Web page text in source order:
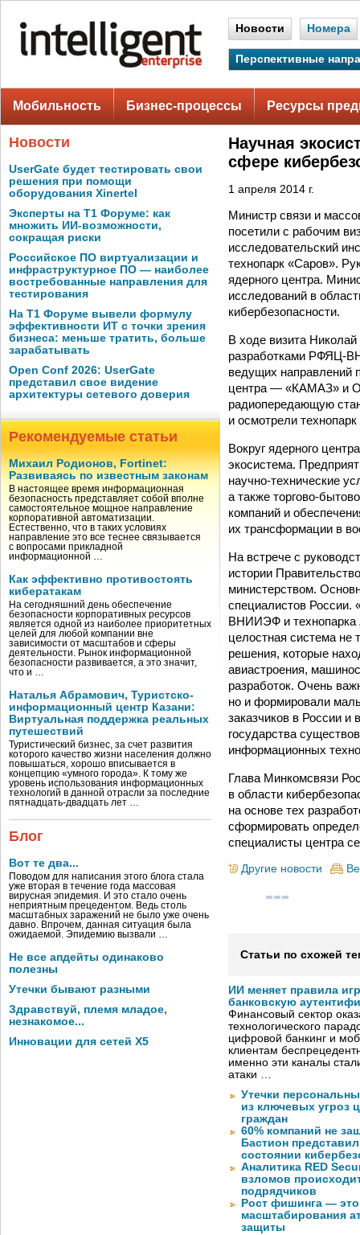
Новости Номера
Перспективные
Мобильность Бизнес-процессы Ресурсы
Новости
UserGate будет тестировать свои
решения при помощи
оборудования Xinertel
Эксперты на Т1 Форуме: как
множить ИИ-возможности,
сокращая риски
Российское ПО виртуализации и
инфраструктурное ПО — наиболее
востребованные направления для
тестирования
На Т1 Форуме вывели формулу
эффективности ИТ с точки зрения
бизнеса: меньше тратить, больше
зарабатывать
Open Conf 2026: UserGate
представил свое видение
архитектуры сетевого доверия
Рекомендуемые статьи
Михаил Родионов, Fortinet:
Развиваясь по известным законам
В настоящее время информационная
безопасность представляет собой вполне
самостоятельное мощное направление
корпоративной автоматизации.
Естественно, что в таких условиях
направление это все теснее связывается
с вопросами прикладной
информационной …
Как эффективно противостоять
кибератакам
На сегодняшний день обеспечение
безопасности корпоративных ресурсов
является одной из наиболее приоритетных
целей для любой компании вне
зависимости от масштабов и сферы
деятельности. Рынок информационной
безопасности развивается, а это значит,
что и …
Наталья Абрамович, Туристско-
информационный центр Казани:
Виртуальная поддержка реальных
путешествий
Туристический бизнес, за счет развития
которого качество жизни населения должно
повышаться, хорошо вписывается в
концепцию «умного города». К тому же
уровень использования информационных
технологий в данной отрасли за последние
пятнадцать-двадцать лет …
Блог
Вот те два...
Поводом для написания этого блога стала
уже вторая в течение года массовая
вирусная эпидемия. И это стало очень
неприятным прецедентом. Ведь столь
масштабных заражений не было уже очень
давно. Впрочем, данная ситуация была
ожидаемой. Эпидемию вызвали …
Не все апдейты одинаково
полезны
Утечки бывают разными
Здравствуй, племя младое,
незнакомое...
Инновации для сетей X5
Научная
сфере
1 апреля 2014 г.
Министр связи и
посетили с рабочим
исследовательский
технопарк «Саров».
ядерного центра.
исследований в
кибербезопасности.
В ходе визита
разработками РФЯЦ-
ведущих направлений
центра — «КАМАЗ» и
радиопередающую
и осмотрели
Вокруг ядерного
экосистема.
научно-технические
а также торгово-
компаний и
их трансформации в
На встрече с
истории
министерством.
специалистов России.
ВНИИЭФ и технопарка
целостная система не
решения, которые
авиастроения,
разработок. Очень
но и формировали
заказчиков в России и
государства
информационных
Глава Минкомсвязи
в области
на основе тех
сформировать
специалисты центра
Другие новости
Статьи по схожей
ИИ меняет правила
банковскую
Финансовый сектор
технологического
цифровой банкинг и
клиентам
именно эти каналы
атаки …
Утечки
из ключевых угроз
граждан
60% компаний не
Бастион
состоянии
Аналитика RED
взломов
подрядчиков
Рост фишинга —
масштабирования
защиты